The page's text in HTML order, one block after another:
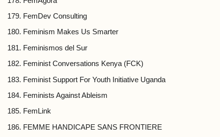
FemDev Consulting
Feminism Makes Us Smarter
Feminismos del Sur
Feminist Conversations Kenya (FCK)
Feminist Support For Youth Initiative Uganda
Feminists Against Ableism
FemLink
FEMME HANDICAPE SANS FRONTIERE